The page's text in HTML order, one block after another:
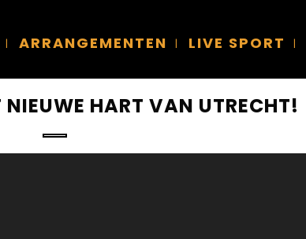
ARRANGEMENTEN LIVE SPORT
NIEUWE HART VAN UTRECHT!